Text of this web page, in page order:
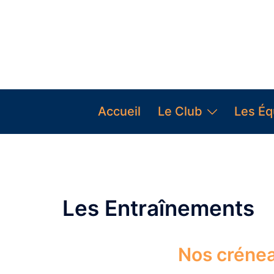
Accueil Le Club Les
Les Entraînements
Nos